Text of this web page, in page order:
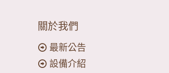
關於我們
最新公告
設備介紹